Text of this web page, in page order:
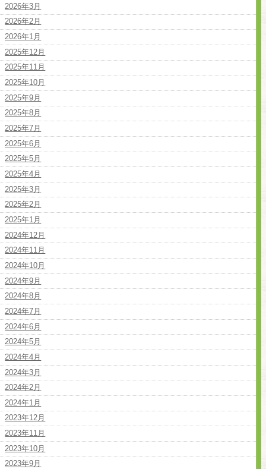
2026年3月
2026年2月
2026年1月
2025年12月
2025年11月
2025年10月
2025年9月
2025年8月
2025年7月
2025年6月
2025年5月
2025年4月
2025年3月
2025年2月
2025年1月
2024年12月
2024年11月
2024年10月
2024年9月
2024年8月
2024年7月
2024年6月
2024年5月
2024年4月
2024年3月
2024年2月
2024年1月
2023年12月
2023年11月
2023年10月
2023年9月